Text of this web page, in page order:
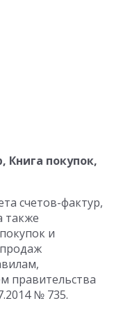
Книга покупок,
счетов-фактур,
также
и
правительства
№ 735.